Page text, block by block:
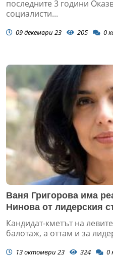
последните 3 години
социалисти...
09 декември 23 205 0
Ваня Григорова има
Нинова от лидерския
Кандидат-кметът на
балотаж, а оттам и за
13 октомври 23 324 0